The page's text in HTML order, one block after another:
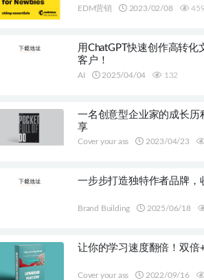
EDM营销 2023/02/08 459
用ChatGPT快速创作高转
客户！
AI 2025/04/04 132
一名创意型企业家的成长
享
Cover your ass 2023/04/23
一步步打造独特作者品牌，
Brand Building 2025/06/18
让你的学习速度翻倍！双倍
Cover your ass 2022/09/16